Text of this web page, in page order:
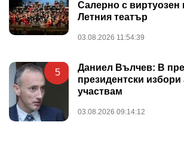
Салерно с виртуозен
Летния театър
03.08.2026 11:54:39
5
Даниел Вълчев: В
президентски избори
участвам
03.08.2026 09:14:12